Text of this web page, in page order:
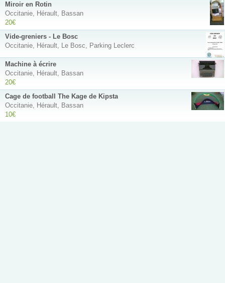
Miroir en Rotin
Occitanie, Hérault, Bassan
20€
Vide-greniers - Le Bosc
Occitanie, Hérault, Le Bosc, Parking Leclerc
Machine à écrire
Occitanie, Hérault, Bassan
20€
Cage de football The Kage de Kipsta
Occitanie, Hérault, Bassan
10€